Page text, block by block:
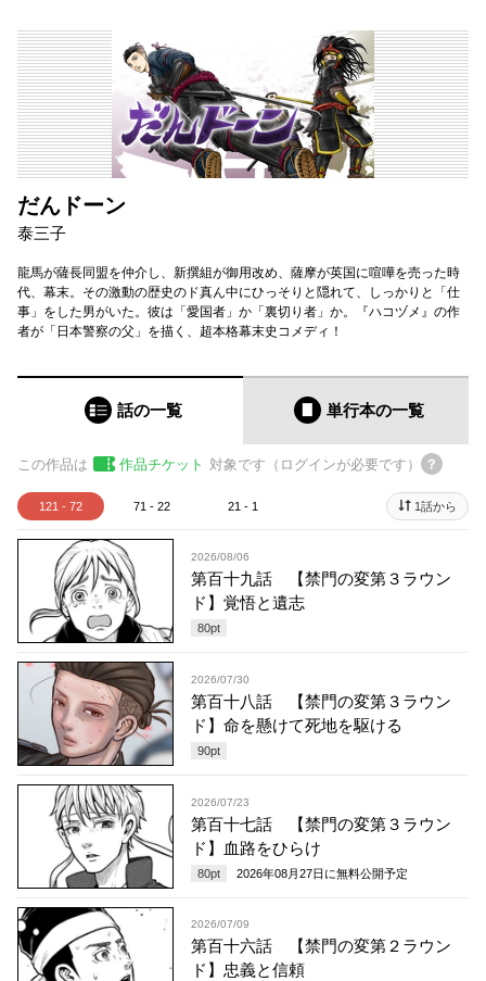
だんドーン
泰三子
龍馬が薩長同盟を仲介し、新撰組が御用改め、薩摩が英国に喧嘩を売った時
代、幕末。その激動の歴史のド真ん中にひっそりと隠れて、しっかりと「仕
事」をした男がいた。彼は「愛国者」か「裏切り者」か。『ハコヅメ』の作
者が「日本警察の父」を描く、超本格幕末史コメディ！
話の一覧 単行本の一覧
この作品は 作品チケット 対象です（ログインが必要です）
121 - 72 71 - 22 21 - 1 1話から
2026/08/06
第百十九話 【禁門の変第３ラウン
ド】覚悟と遺志
80pt
2026/07/30
第百十八話 【禁門の変第３ラウン
ド】命を懸けて死地を駆ける
90pt
2026/07/23
第百十七話 【禁門の変第３ラウン
ド】血路をひらけ
80pt 2026年08月27日 に無料公開予定
2026/07/09
第百十六話 【禁門の変第２ラウン
ド】忠義と信頼